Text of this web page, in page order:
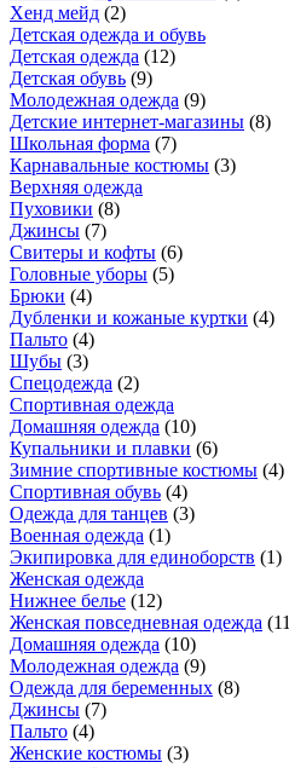
Хенд мейд (2)
Детская одежда и обувь
Детская одежда (12)
Детская обувь (9)
Молодежная одежда (9)
Детские интернет-магазины (8)
Школьная форма (7)
Карнавальные костюмы (3)
Верхняя одежда
Пуховики (8)
Джинсы (7)
Свитеры и кофты (6)
Головные уборы (5)
Брюки (4)
Дубленки и кожаные куртки (4)
Пальто (4)
Шубы (3)
Спецодежда (2)
Спортивная одежда
Домашняя одежда (10)
Купальники и плавки (6)
Зимние спортивные костюмы (4)
Спортивная обувь (4)
Одежда для танцев (3)
Военная одежда (1)
Экипировка для единоборств (1)
Женская одежда
Нижнее белье (12)
Женская повседневная одежда (11
Домашняя одежда (10)
Молодежная одежда (9)
Одежда для беременных (8)
Джинсы (7)
Пальто (4)
Женские костюмы (3)